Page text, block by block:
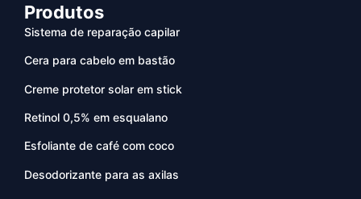
Produtos
Sistema de reparação capilar
Cera para cabelo em bastão
Creme protetor solar em stick
Retinol 0,5% em esqualano
Esfoliante de café com coco
Desodorizante para as axilas